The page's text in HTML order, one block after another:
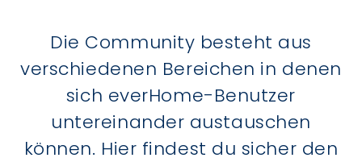
Die Community besteht aus
verschiedenen Bereichen in denen
sich everHome-Benutzer
untereinander austauschen
können. Hier findest du sicher den